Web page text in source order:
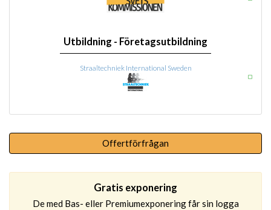
Utbildning - Företagsutbildning
Straaltechniek International Sweden
Offertförfrågan
Gratis exponering
De med Bas- eller Premiumexponering får sin logga